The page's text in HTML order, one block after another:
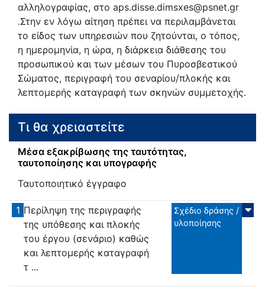
αλληλογραφίας, στο aps.disse.dimsxes@psnet.gr
.Στην εν λόγω αίτηση πρέπει να περιλαμβάνεται
το είδος των υπηρεσιών που ζητούνται, ο τόπος,
η ημερομηνία, η ώρα, η διάρκεια διάθεσης του
προσωπικού και των μέσων του Πυροσβεστικού
Σώματος, περιγραφή του σεναρίου/πλοκής και
λεπτομερής καταγραφή των σκηνών συμμετοχής.
Τι θα χρειαστείτε
Μέσα εξακρίβωσης της ταυτότητας,
ταυτοποίησης και υπογραφής
Ταυτοποιητικό έγγραφο
1 Περίληψη της περιγραφής
της υπόθεσης και πλοκής
του έργου (σενάριο) καθώς
και λεπτομερής καταγραφή
τ ...
Σχέδιο δράσης /
υλοποίησης